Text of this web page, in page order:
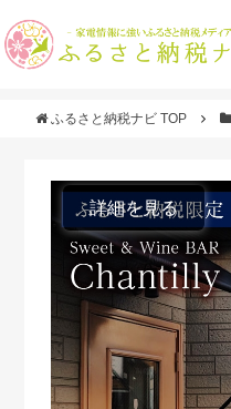
ふるさと納税ナビ TOP
詳細を見る